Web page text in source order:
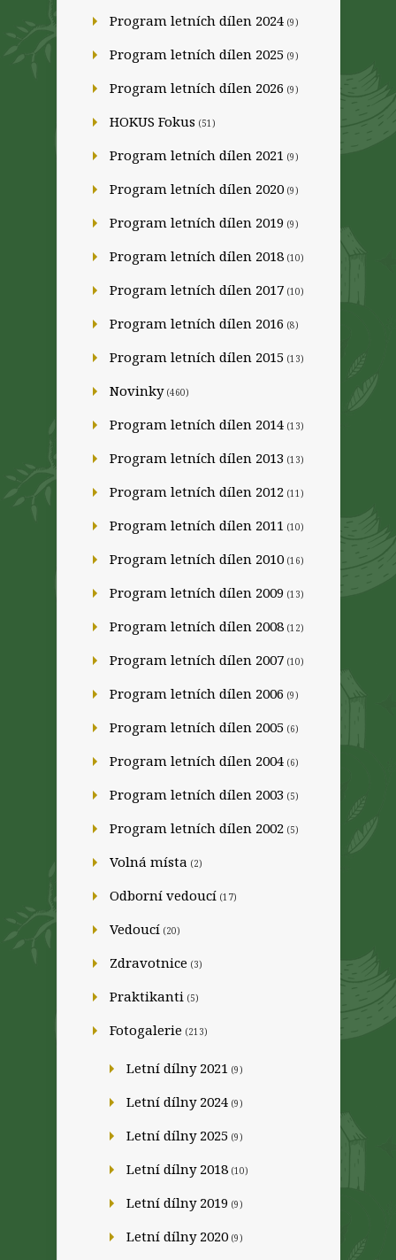
Program letních dílen 2024 (9)
Program letních dílen 2025 (9)
Program letních dílen 2026 (9)
HOKUS Fokus (51)
Program letních dílen 2021 (9)
Program letních dílen 2020 (9)
Program letních dílen 2019 (9)
Program letních dílen 2018 (10)
Program letních dílen 2017 (10)
Program letních dílen 2016 (8)
Program letních dílen 2015 (13)
Novinky(460)
Program letních dílen 2014 (13)
Program letních dílen 2013 (13)
Program letních dílen 2012 (11)
Program letních dílen 2011 (10)
Program letních dílen 2010 (16)
Program letních dílen 2009 (13)
Program letních dílen 2008 (12)
Program letních dílen 2007 (10)
Program letních dílen 2006 (9)
Program letních dílen 2005 (6)
Program letních dílen 2004 (6)
Program letních dílen 2003 (5)
Program letních dílen 2002 (5)
Volná místa (2)
Odborní vedoucí (17)
Vedoucí (20)
Zdravotnice (3)
Praktikanti (5)
Fotogalerie (213)
Letní dílny 2021 (9)
Letní dílny 2024 (9)
Letní dílny 2025 (9)
Letní dílny 2018 (10)
Letní dílny 2019 (9)
Letní dílny 2020 (9)